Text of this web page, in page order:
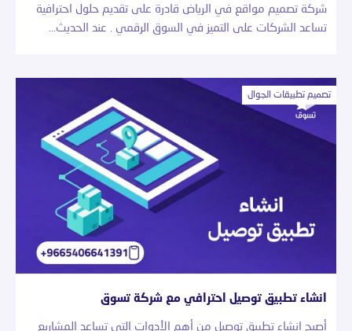
شركة تصميم مواقع في الرياض قادرة على تقديم حلول احترافية
تساعد الشركات على التميز في السوق الرقمي . عند الحديث…
تصميم تطبيقات الجوال
انشاء تطبيق توصيل احترافي مع شركة تسوق
أصبح انشاء تطبيق توصيل من أهم الأدوات التي تساعد المشاريع